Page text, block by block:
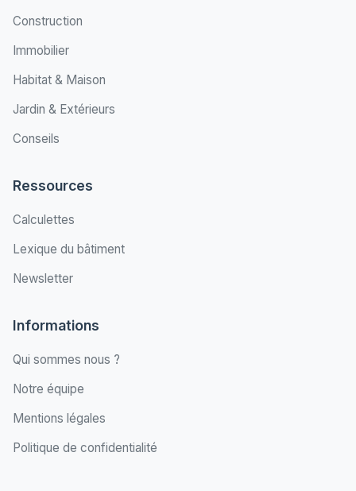
Construction
Immobilier
Habitat & Maison
Jardin & Extérieurs
Conseils
Ressources
Calculettes
Lexique du bâtiment
Newsletter
Informations
Qui sommes nous ?
Notre équipe
Mentions légales
Politique de confidentialité